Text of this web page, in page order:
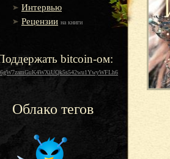
Интервью
Рецензии на книги
bitcoin-ом:
Облако тегов